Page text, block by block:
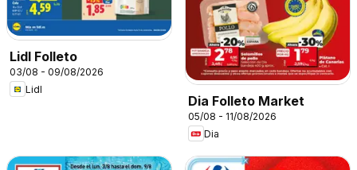
Lidl Folleto
03/08 - 09/08/2026
Lidl
Dia Folleto Market
05/08 - 11/08/2026
Dia